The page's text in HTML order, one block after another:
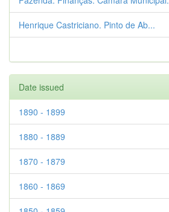
Henrique Castriciano. Pinto de Ab...
Date issued
1890 - 1899
1880 - 1889
1870 - 1879
1860 - 1869